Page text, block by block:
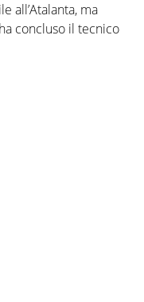
all’Atalanta, ma
concluso il tecnico